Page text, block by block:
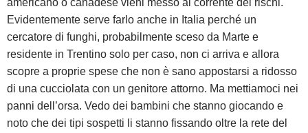
Evidentemente serve farlo anche in Italia perché un
cercatore di funghi, probabilmente sceso da Marte e
residente in Trentino solo per caso, non ci arriva e allora
scopre a proprie spese che non è sano appostarsi a ridosso
di una cucciolata con un genitore attorno. Ma mettiamoci nei
panni dell’orsa. Vedo dei bambini che stanno giocando e
noto che dei tipi sospetti li stanno fissando oltre la rete del